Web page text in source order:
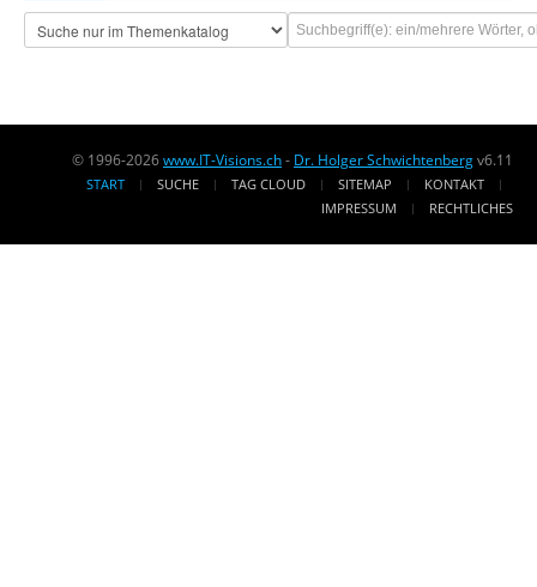
© 1996-2026www.IT-Visions.ch- Dr. Holger Schwichtenbergv6.11
START SUCHE TAG CLOUD SITEMAP
KONTAKT
IMPRESSUM
RECHTLICHES